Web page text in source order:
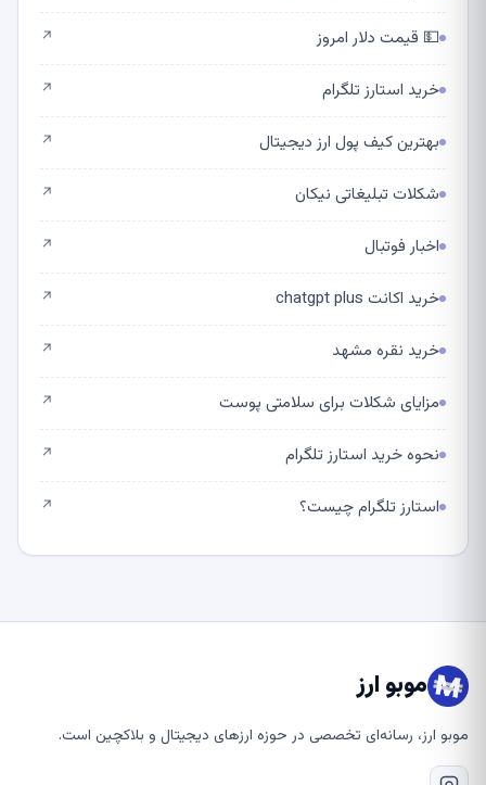
💵 قیمت دلار امروز ↗
خرید استارز تلگرام ↗
بهترین کیف پول ارز دیجیتال ↗
شکلات تبلیغاتی نیکان ↗
اخبار فوتبال ↗
خرید اکانت chatgpt plus ↗
خرید نقره مشهد ↗
مزایای شکلات برای سلامتی پوست ↗
نحوه خرید استارز تلگرام ↗
استارز تلگرام چیست؟ ↗
موبو ارز
موبو ارز، رسانه‌ای تخصصی در حوزه ارزهای دیجیتال و بلاکچین است.